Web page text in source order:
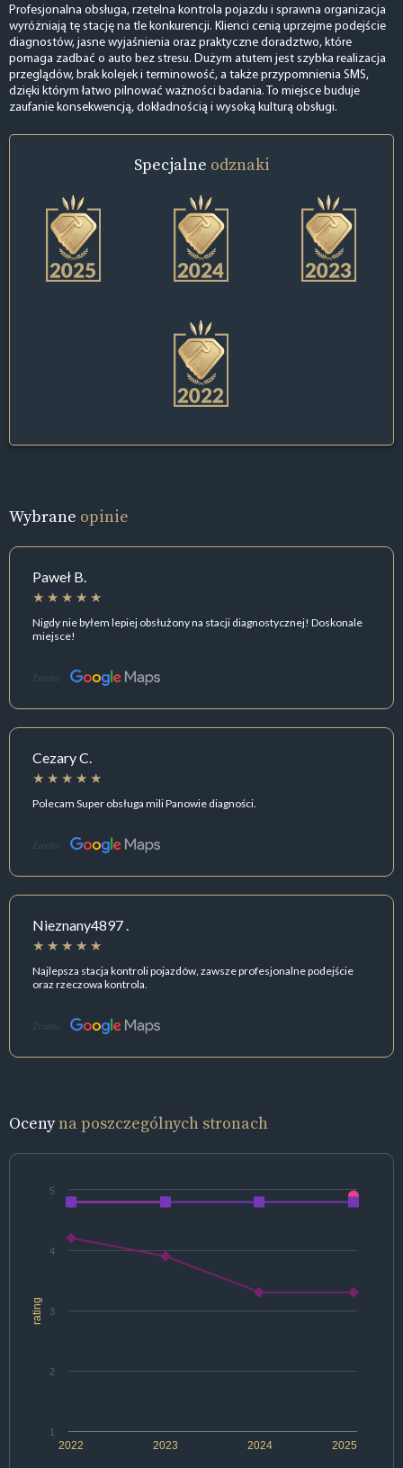
Profesjonalna obsługa, rzetelna kontrola pojazdu i sprawna organizacja
wyróżniają tę stację na tle konkurencji. Klienci cenią uprzejme podejście
diagnostów, jasne wyjaśnienia oraz praktyczne doradztwo, które
pomaga zadbać o auto bez stresu. Dużym atutem jest szybka realizacja
przeglądów, brak kolejek i terminowość, a także przypomnienia SMS,
dzięki którym łatwo pilnować ważności badania. To miejsce buduje
zaufanie konsekwencją, dokładnością i wysoką kulturą obsługi.
Specjalne odznaki
Wybrane opinie
Paweł B.
Nigdy nie byłem lepiej obsłużony na stacji diagnostycznej! Doskonale
miejsce!
Źródło:
Cezary C.
Polecam Super obsługa mili Panowie diagności.
Źródło:
Nieznany4897 .
Najlepsza stacja kontroli pojazdów, zawsze profesjonalne podejście
oraz rzeczowa kontrola.
Źródło:
Ocenyna poszczególnych stronach
rating
2022 2024
2023 2025
1
2
3
4
5